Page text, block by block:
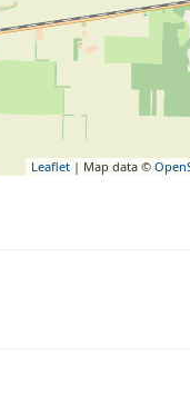
Leaflet| Map data ©